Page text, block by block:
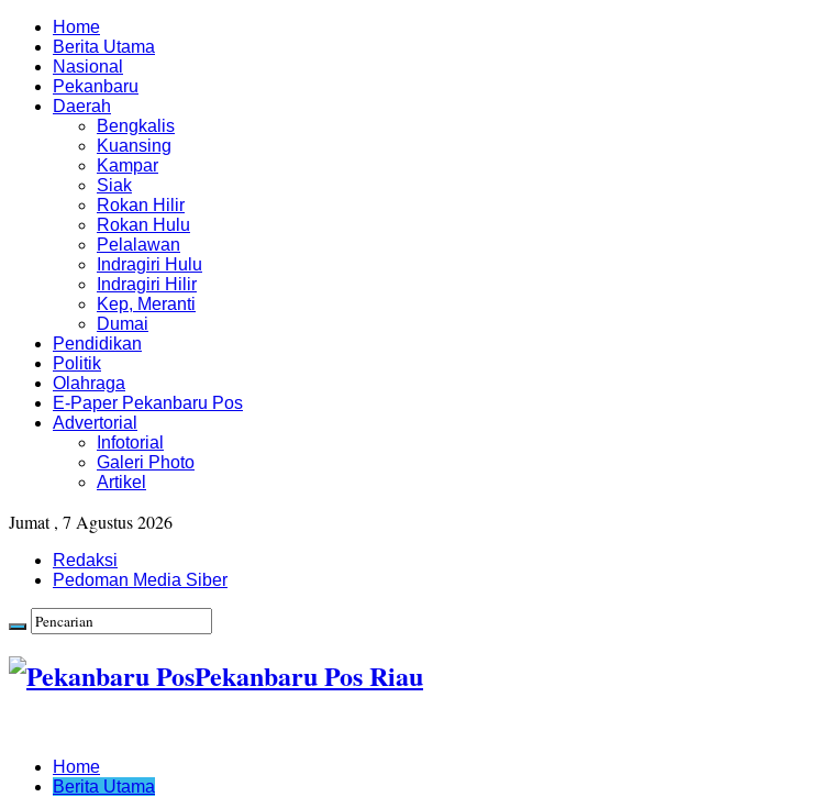
Home
Berita Utama
Nasional
Pekanbaru
Daerah
Bengkalis
Kuansing
Kampar
Siak
Rokan Hilir
Rokan Hulu
Pelalawan
Indragiri Hulu
Indragiri Hilir
Kep, Meranti
Dumai
Pendidikan
Politik
Olahraga
E-Paper Pekanbaru Pos
Advertorial
Infotorial
Galeri Photo
Artikel
Jumat , 7 Agustus 2026
Redaksi
Pedoman Media Siber
Pekanbaru Pos Riau
Home
Berita Utama